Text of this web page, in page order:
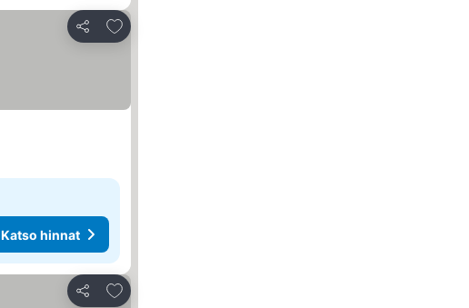
Jaa
Lisää suosikkeihin
Katso hinnat
Jaa
Lisää suosikkeihin